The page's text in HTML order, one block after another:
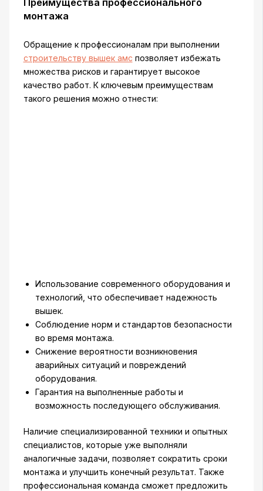
Преимущества профессионального
монтажа
Обращение к профессионалам при выполнении
строительству вышек амс позволяет избежать
множества рисков и гарантирует высокое
качество работ. К ключевым преимуществам
такого решения можно отнести:
Использование современного оборудования и
технологий, что обеспечивает надежность
вышек.
Соблюдение норм и стандартов безопасности
во время монтажа.
Снижение вероятности возникновения
аварийных ситуаций и повреждений
оборудования.
Гарантия на выполненные работы и
возможность последующего обслуживания.
Наличие специализированной техники и опытных
специалистов, которые уже выполняли
аналогичные задачи, позволяет сократить сроки
монтажа и улучшить конечный результат. Также
профессиональная команда сможет предложить